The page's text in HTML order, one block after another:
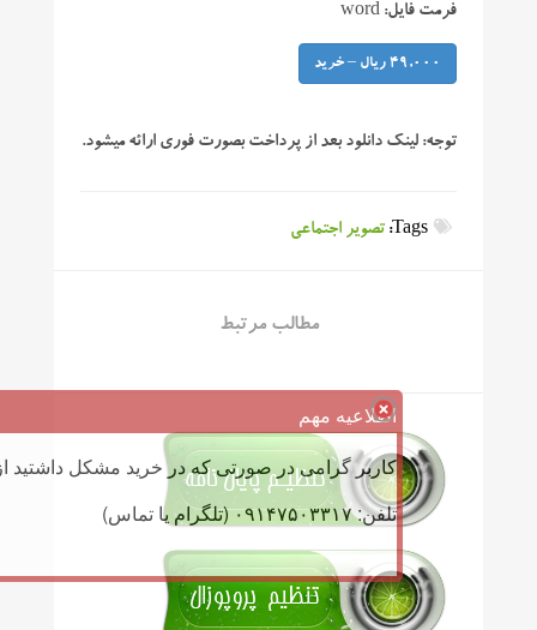
فرمت فایل: word
49,000 ریال – خرید
توجه: لینک دانلود بعد از پرداخت بصورت فوری ارائه میشود.
Tags: تصویر اجتماعی
مطالب مرتبط
اطلاعیه مهم
کاربر گرامی در صورتی که در خرید مشکل داشتید
تلفن: ۰۹۱۴۷۵۰۳۳۱۷ (تلگرام یا تماس)